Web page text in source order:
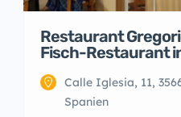
Restaurant
Fisch-Restaurant
Calle Iglesia, 11,
Spanien